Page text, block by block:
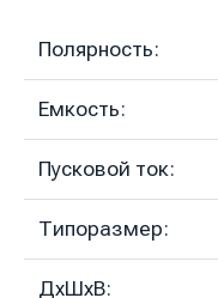
Полярность:
Емкость:
Пусковой ток:
Типоразмер:
ДхШхВ: